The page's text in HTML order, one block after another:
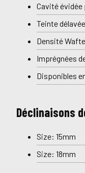
Cavité
Teinte
Densité
Imprégnées
Disponibles
Déclinaisons
Size: 15mm
Size: 18mm